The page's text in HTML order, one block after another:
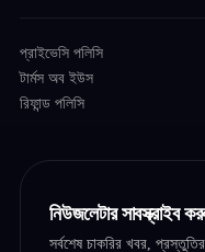
প্রাইভেসি পলিসি
টার্মস অব ইউস
রিফান্ড পলিসি
নিউজলেটার সাবস্ক্রাইব
সর্বশেষ চাকরির খবর,